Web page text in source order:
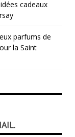
cadeaux
parfums de
la Saint